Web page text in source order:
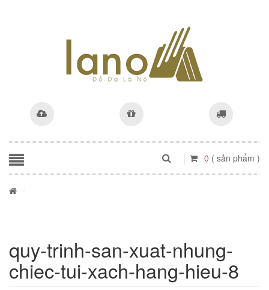
0 ( sản phẩm )
quy-trinh-san-xuat-nhung-
chiec-tui-xach-hang-hieu-8